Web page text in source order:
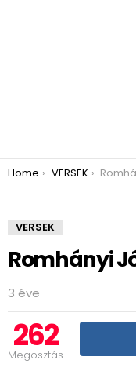
You are here:
Home VERSEK Romhányi
VERSEK
Romhányi
3 éve
262
Megosztás